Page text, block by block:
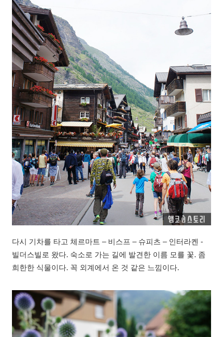
다시 기차를 타고 체르마트 – 비스프 – 슈피츠 – 인터라켄 -
빌더스빌로 왔다. 숙소로 가는 길에 발견한 이름 모를 꽃. 좀
희한한 식물이다. 꼭 외계에서 온 것 같은 느낌이다.